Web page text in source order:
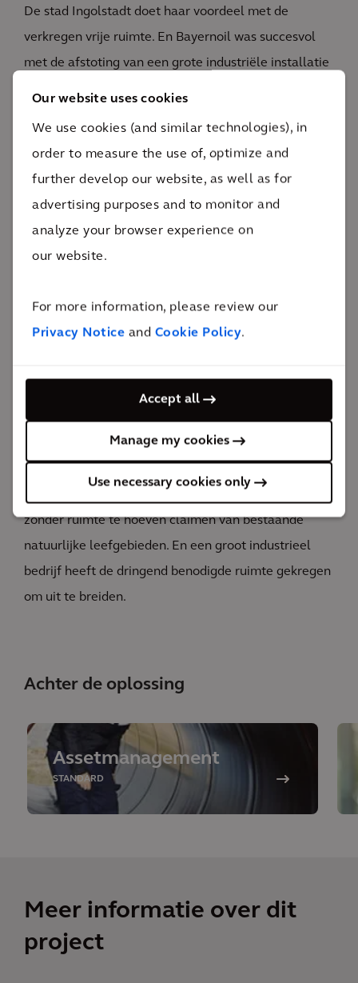
Our website uses cookies
We use cookies (and similar technologies), in
order to measure the use of, optimize and
further develop our website, as well as for
advertising purposes and to monitor and
analyze your browser experience on
our website.
For more information, please review our
Privacy Notice and Cookie Policy.
Accept all
Manage my cookies
Use necessary cookies only
De stad Ingolstadt doet haar voordeel met de
verkregen vrije ruimte. En Bayernoil was succesvol
met de afstoting van een grote industriële installatie
Dit herinrichtingsproject sluit één hoofdstuk uit de
industriële geschiedenis van Beieren af, terwijl een
nieuw hoofdstuk in het verhaal van de ontwikkeling
van Ingolstadt begint. Bayernoil kon aan alle
door de reiniging en de voorbereiding op hergebruik
van een ontwikkeld en afgedicht terrein; de
verbetering van een stedelijk gebied; en tenslotte de
financiële verantwoordelijkheden, door de
geoptimaliseerde structuur voor het creëren van
zonder ruimte te hoeven claimen van bestaande
natuurlijke leefgebieden. En een groot industrieel
bedrijf heeft de dringend benodigde ruimte gekregen
om uit te breiden.
Achter de oplossing
Assetmanagement
STANDARD
Meer informatie over dit
project